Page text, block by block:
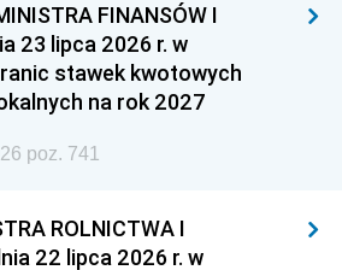
FINANSÓW I
23 lipca 2026 r. w
stawek kwotowych
na rok 2027
poz. 741
ROLNICTWA I
22 lipca 2026 r. w